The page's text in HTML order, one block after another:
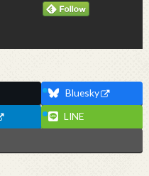
Bluesky
LINE